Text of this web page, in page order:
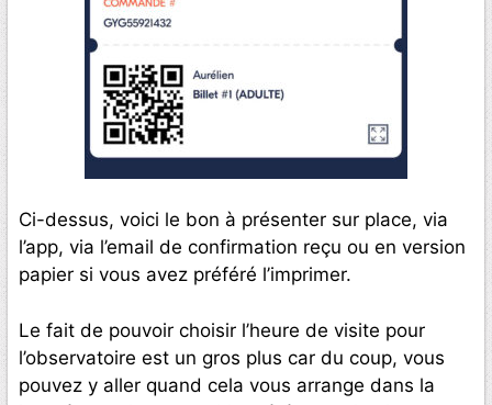
Ci-dessus, voici le bon à présenter sur place, via
l’app, via l’email de confirmation reçu ou en version
papier si vous avez préféré l’imprimer.
Le fait de pouvoir choisir l’heure de visite pour
l’observatoire est un gros plus car du coup, vous
pouvez y aller quand cela vous arrange dans la